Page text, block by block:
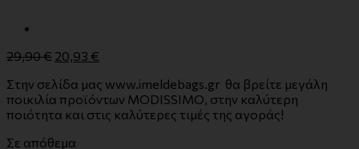
29,90€ 20,93 €
Στην σελίδα μας www.imeldebags.gr θα βρείτε μεγάλη
ποικιλία προϊόντων MODISSIMO, στην καλύτερη
ποιότητα και στις καλύτερες τιμές της αγοράς!
Σε απόθεμα